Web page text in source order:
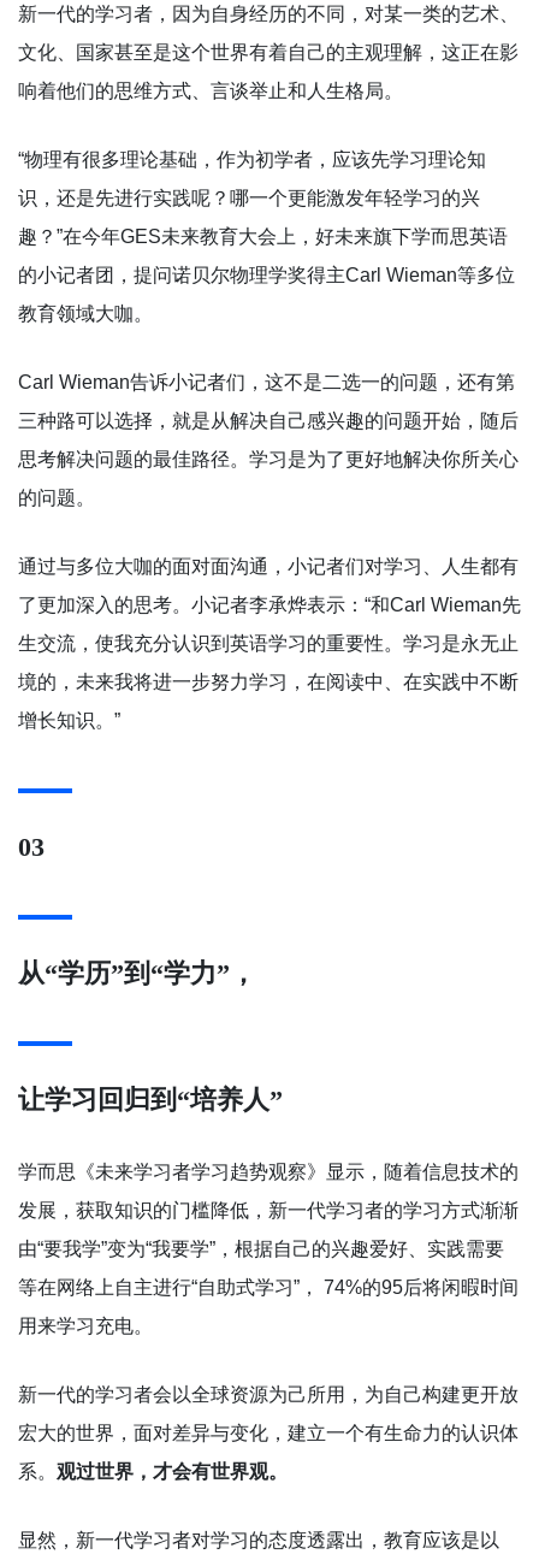
新一代的学习者，因为自身经历的不同，对某一类的艺术、
文化、国家甚至是这个世界有着自己的主观理解，这正在影
响着他们的思维方式、言谈举止和人生格局。
“物理有很多理论基础，作为初学者，应该先学习理论知
识，还是先进行实践呢？哪一个更能激发年轻学习的兴
趣？”在今年GES未来教育大会上，好未来旗下学而思英语
的小记者团，提问诺贝尔物理学奖得主Carl Wieman等多位
教育领域大咖。
Carl Wieman告诉小记者们，这不是二选一的问题，还有第
三种路可以选择，就是从解决自己感兴趣的问题开始，随后
思考解决问题的最佳路径。学习是为了更好地解决你所关心
的问题。
通过与多位大咖的面对面沟通，小记者们对学习、人生都有
了更加深入的思考。小记者李承烨表示：“和Carl Wieman先
生交流，使我充分认识到英语学习的重要性。学习是永无止
境的，未来我将进一步努力学习，在阅读中、在实践中不断
增长知识。”
03
从“学历”到“学力”，
让学习回归到“培养人”
学而思《未来学习者学习趋势观察》显示，随着信息技术的
发展，获取知识的门槛降低，新一代学习者的学习方式渐渐
由“要我学”变为“我要学”，根据自己的兴趣爱好、实践需要
等在网络上自主进行“自助式学习”， 74%的95后将闲暇时间
用来学习充电。
新一代的学习者会以全球资源为己所用，为自己构建更开放
宏大的世界，面对差异与变化，建立一个有生命力的认识体
系。 观过世界，才会有世界观。
显然，新一代学习者对学习的态度透露出，教育应该是以